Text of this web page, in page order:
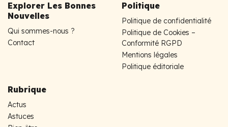
Explorer Les Bonnes
Nouvelles
Qui sommes-nous ?
Contact
Politique
Politique de confidentialité
Politique de Cookies –
Conformité RGPD
Mentions légales
Politique éditoriale
Rubrique
Actus
Astuces